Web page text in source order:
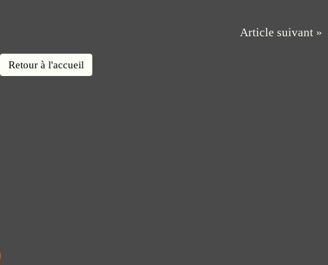
Article suivant »
Retour à l'accueil